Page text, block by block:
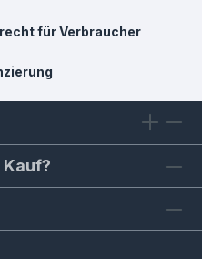
für Verbraucher